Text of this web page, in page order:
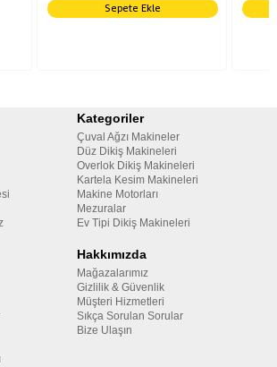
Sepete Ekle
Kategoriler
Çuval Ağzı Makineler
Düz Dikiş Makineleri
Overlok Dikiş Makineleri
Kartela Kesim Makineleri
Makine Motorları
Mezuralar
Ev Tipi Dikiş Makineleri
Hakkımızda
Mağazalarımız
Gizlilik & Güvenlik
Müşteri Hizmetleri
Sıkça Sorulan Sorular
Bize Ulaşın